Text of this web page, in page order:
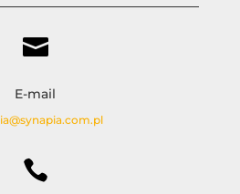

E-mail
